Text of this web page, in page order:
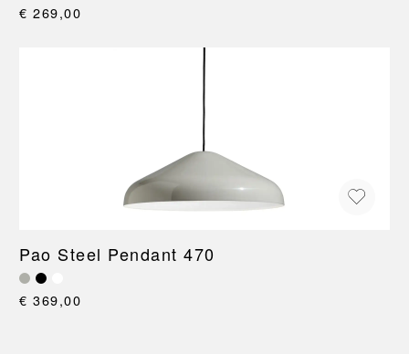
€ 269,00
Pao Steel Pendant 470
€ 369,00